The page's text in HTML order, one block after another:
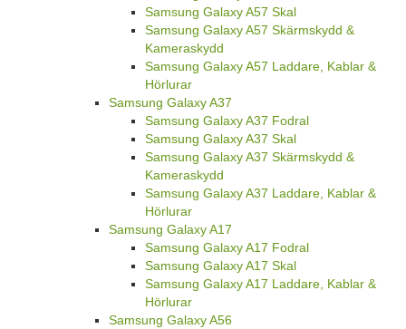
Samsung Galaxy A57 Skal
Samsung Galaxy A57 Skärmskydd &
Kameraskydd
Samsung Galaxy A57 Laddare, Kablar &
Hörlurar
Samsung Galaxy A37
Samsung Galaxy A37 Fodral
Samsung Galaxy A37 Skal
Samsung Galaxy A37 Skärmskydd &
Kameraskydd
Samsung Galaxy A37 Laddare, Kablar &
Hörlurar
Samsung Galaxy A17
Samsung Galaxy A17 Fodral
Samsung Galaxy A17 Skal
Samsung Galaxy A17 Laddare, Kablar &
Hörlurar
Samsung Galaxy A56